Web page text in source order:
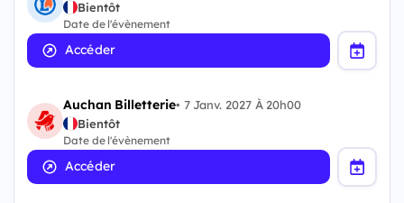
Bientôt
Date de l'évènement
Accéder
Auchan Billetterie• 7 Janv. 2027 À 20h00
Bientôt
Date de l'évènement
Accéder